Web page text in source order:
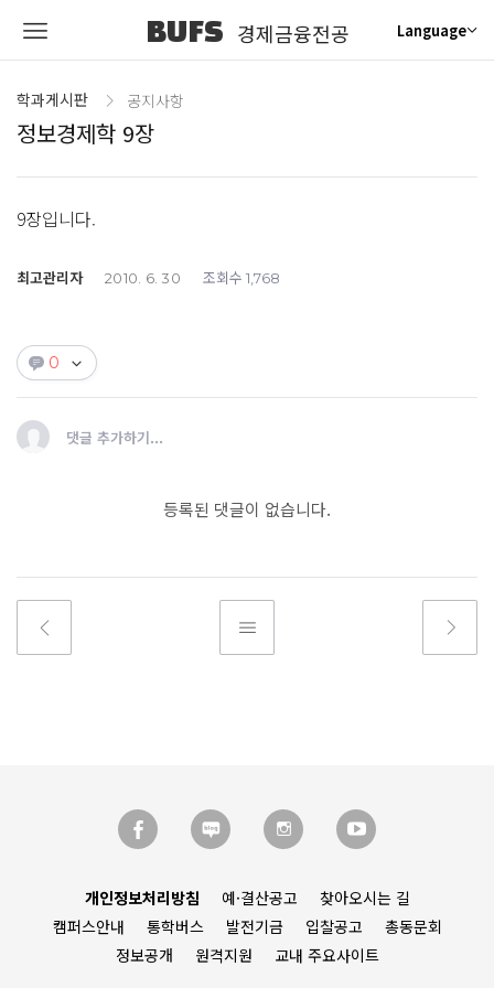
BUFS 경제금융전공 Language
학과게시판 공지사항
정보경제학 9장
9장입니다.
최고관리자 2010. 6. 30 조회수 1,768
0
댓글 추가하기...
등록된 댓글이 없습니다.
개인정보처리방침 예·결산공고
찾아오시는 길
캠퍼스안내
통학버스 발전기금 입찰공고
총동문회
정보공개
원격지원 교내 주요사이트